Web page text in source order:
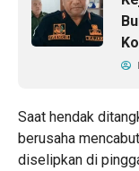
Saat hendak
berusaha
diselipkan di